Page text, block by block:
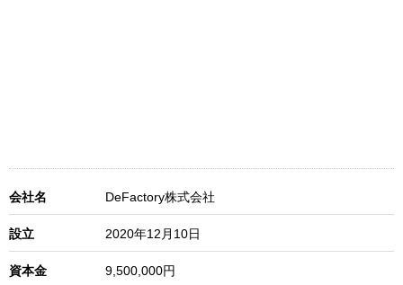
会社名 DeFactory株式会社
設立 2020年12月10日
資本金 9,500,000円